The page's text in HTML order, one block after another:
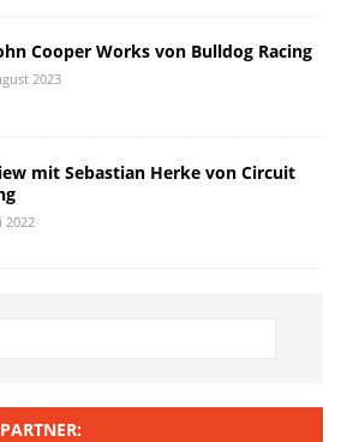
Cooper Works von Bulldog Racing
2023
mit Sebastian Herke von Circuit
2022